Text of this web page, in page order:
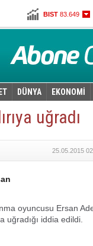
BIST 83.649
Altın100,725
Euro 2,8725
DÜNYA EKONOMİ
uğradı
25.05.2015
oyuncusu Ersan
uğradığı iddia edildi.